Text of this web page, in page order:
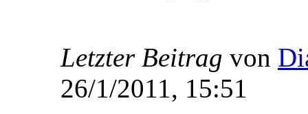
Letzter Beitrag von
26/1/2011, 15:51